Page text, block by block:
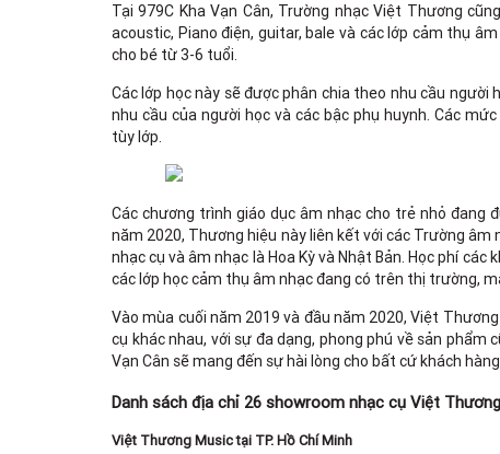
Tại 979C Kha Vạn Cân, Trường nhạc Việt Thương
acoustic, Piano điện, guitar, bale và các lớp cảm thụ
cho bé từ 3-6 tuổi.
Các lớp học này sẽ được phân chia theo nhu cầu
nhu cầu của người học và các bậc phụ huynh. Các
tùy lớp.
Các chương trình giáo dục âm nhạc cho trẻ nhỏ
năm 2020, Thương hiệu này liên kết với các Trường
nhạc cụ và âm nhạc là Hoa Kỳ và Nhật Bản. Học phí
các lớp học cảm thụ âm nhạc đang có trên thị trường,
Vào mùa cuối năm 2019 và đầu năm 2020, Việt
cụ khác nhau, với sự đa dạng, phong phú về sản
Vạn Cân sẽ mang đến sự hài lòng cho bất cứ khách
Danh sách địa chỉ 26 showroom nhạc cụ Việt
Việt Thương Music tại TP. Hồ Chí Minh